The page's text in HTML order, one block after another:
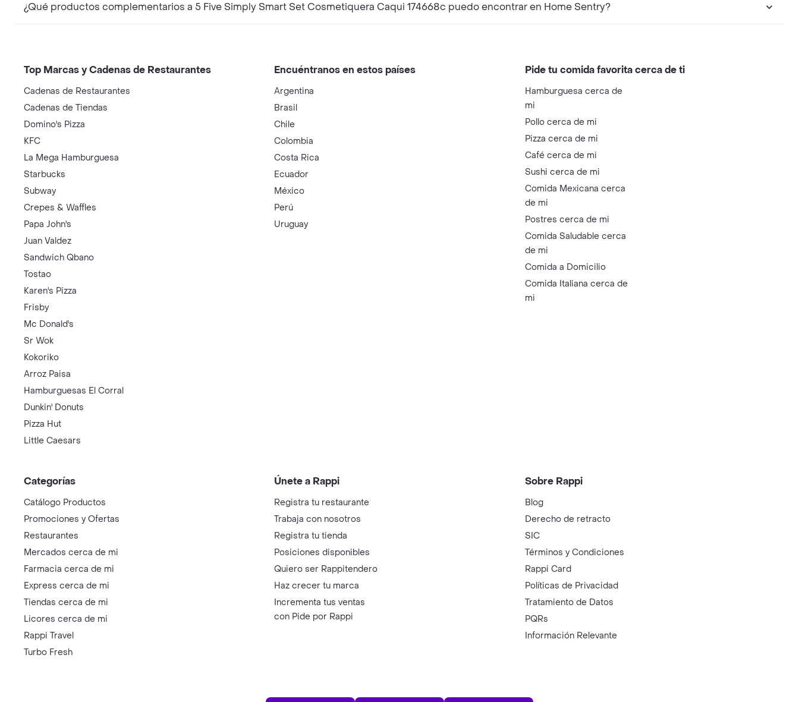
¿Qué productos complementarios a 5 Five Simply Smart Set Cosmetiquera Caqui 174668c puedo encontrar en Home Sentry?
Top Marcas y Cadenas de Restaurantes
Cadenas de Restaurantes
Cadenas de Tiendas
Domino's Pizza
KFC
La Mega Hamburguesa
Starbucks
Subway
Crepes & Waffles
Papa John's
Juan Valdez
Sandwich Qbano
Tostao
Karen's Pizza
Frisby
Mc Donald's
Sr Wok
Kokoriko
Arroz Paisa
Hamburguesas El Corral
Dunkin' Donuts
Pizza Hut
Little Caesars
Encuéntranos en estos países
Argentina
Brasil
Chile
Colombia
Costa Rica
Ecuador
México
Perú
Uruguay
Pide tu comida favorita cerca de ti
Hamburguesa cerca de
mi
Pollo cerca de mi
Pizza cerca de mi
Café cerca de mi
Sushi cerca de mi
Comida Mexicana cerca
de mi
Postres cerca de mi
Comida Saludable cerca
de mi
Comida a Domicilio
Comida Italiana cerca de
mi
Categorías
Catálogo Productos
Promociones y Ofertas
Restaurantes
Mercados cerca de mi
Farmacia cerca de mi
Express cerca de mi
Tiendas cerca de mi
Licores cerca de mi
Rappi Travel
Turbo Fresh
Únete a Rappi
Registra tu restaurante
Trabaja con nosotros
Registra tu tienda
Posiciones disponibles
Quiero ser Rappitendero
Haz crecer tu marca
Incrementa tus ventas
con Pide por Rappi
Sobre Rappi
Blog
Derecho de retracto
SIC
Términos y Condiciones
Rappi Card
Políticas de Privacidad
Tratamiento de Datos
PQRs
Información Relevante